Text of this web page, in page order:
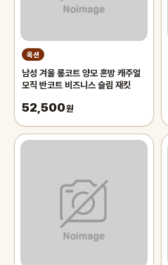
옥션
남성 겨울 롱코트 양모 혼방 캐주얼
모직 반코트 비즈니스 슬림 재킷
52,500원